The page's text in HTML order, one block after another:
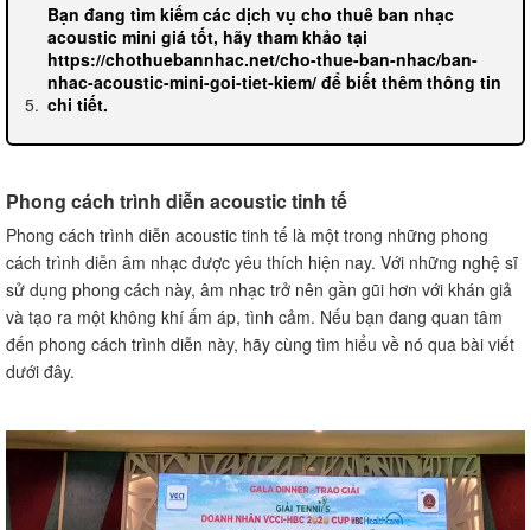
Bạn đang tìm kiếm các dịch vụ cho thuê ban nhạc
acoustic mini giá tốt, hãy tham khảo tại
https://chothuebannhac.net/cho-thue-ban-nhac/ban-
nhac-acoustic-mini-goi-tiet-kiem/ để biết thêm thông tin
chi tiết.
Phong cách trình diễn acoustic tinh tế
Phong cách trình diễn acoustic tinh tế là một trong những phong
cách trình diễn âm nhạc được yêu thích hiện nay. Với những nghệ sĩ
sử dụng phong cách này, âm nhạc trở nên gần gũi hơn với khán giả
và tạo ra một không khí ấm áp, tình cảm. Nếu bạn đang quan tâm
đến phong cách trình diễn này, hãy cùng tìm hiểu về nó qua bài viết
dưới đây.